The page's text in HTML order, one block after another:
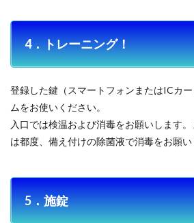
4．トレーニング！
登録した鍵（スマートフォンまたはICカ
ムをお使いください。
入口では検温および消毒をお願いします
は都度、備え付けの除菌液で消毒をお願い
5．施錠